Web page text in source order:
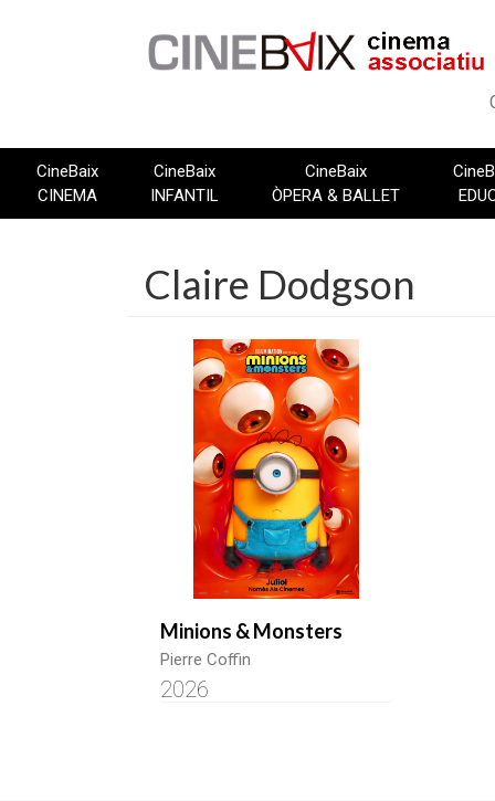
CineBaix
CINEMA
CineBaix
INFANTIL
CineBaix
ÒPERA & BALLET
Claire Dodgson
Minions & Monsters
Pierre Coffin
2026